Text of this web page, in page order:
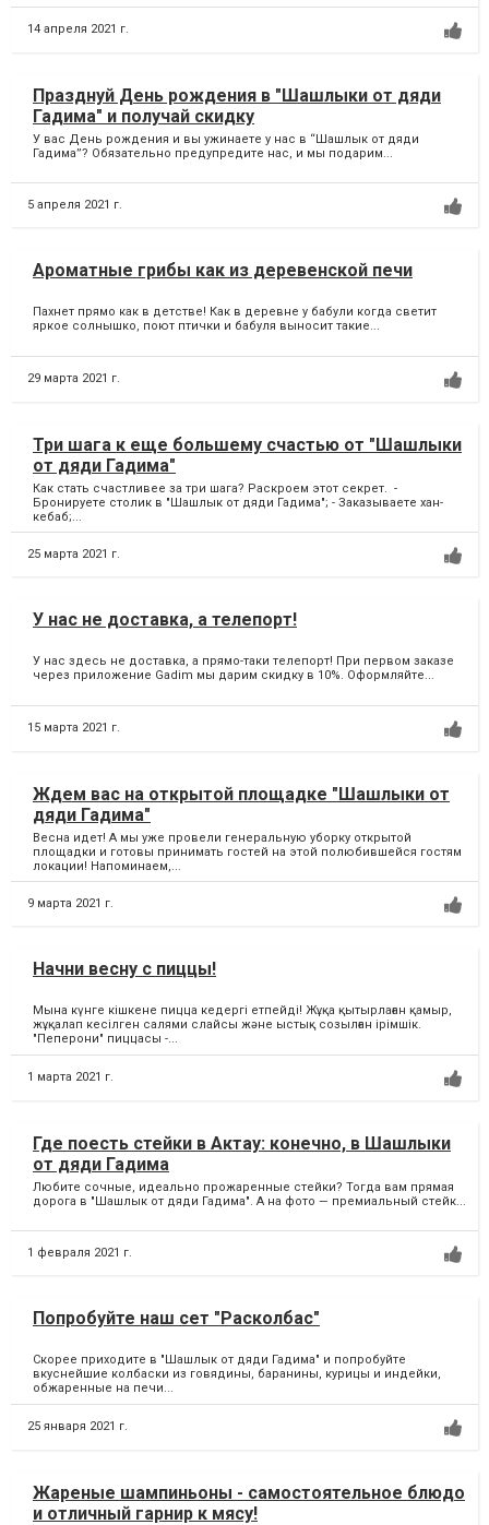
14 апреля 2021 г.
Празднуй День рождения в "Шашлыки от дяди
Гадима" и получай скидку
У вас День рождения и вы ужинаете у нас в “Шашлык от дяди
Гадима”? Обязательно предупредите нас, и мы подарим...
5 апреля 2021 г.
Ароматные грибы как из деревенской печи
Пахнет прямо как в детстве! Как в деревне у бабули когда светит
яркое солнышко, поют птички и бабуля выносит такие...
29 марта 2021 г.
Три шага к еще большему счастью от "Шашлыки
от дяди Гадима"
Как стать счастливее за три шага? Раскроем этот секрет. -
Бронируете столик в "Шашлык от дяди Гадима"; - Заказываете хан-
кебаб;...
25 марта 2021 г.
У нас не доставка, а телепорт!
У нас здесь не доставка, а прямо-таки телепорт! При первом заказе
через приложение Gadim мы дарим скидку в 10%. Оформляйте...
15 марта 2021 г.
Ждем вас на открытой площадке "Шашлыки от
дяди Гадима"
Весна идет! А мы уже провели генеральную уборку открытой
площадки и готовы принимать гостей на этой полюбившейся гостям
локации! Напоминаем,...
9 марта 2021 г.
Начни весну с пиццы!
Мына күнге кішкене пицца кедергі етпейді! Жұқа қытырлаған қамыр,
жұқалап кесілген салями слайсы және ыстық созылған ірімшік.
"Пеперони" пиццасы -...
1 марта 2021 г.
Где поесть стейки в Актау: конечно, в Шашлыки
от дяди Гадима
Любите сочные, идеально прожаренные стейки? Тогда вам прямая
дорога в "Шашлык от дяди Гадима". А на фото — премиальный стейк...
1 февраля 2021 г.
Попробуйте наш сет "Расколбас"
Скорее приходите в "Шашлык от дяди Гадима" и попробуйте
вкуснейшие колбаски из говядины, баранины, курицы и индейки,
обжаренные на печи...
25 января 2021 г.
Жареные шампиньоны - самостоятельное блюдо
и отличный гарнир к мясу!